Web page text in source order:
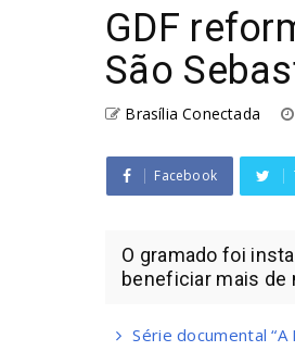
GDF
São
Brasília Conectada
Facebook
O gramado foi
beneficiar mais de
Série documental